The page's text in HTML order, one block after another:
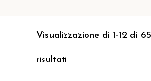
Visualizzazione di 1-12 di 65
risultati